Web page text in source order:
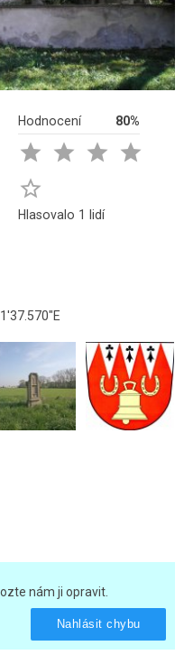
Hodnocení 80%
   

Hlasovalo 1 lidí
nám ji opravit.
Nahlásit chybu